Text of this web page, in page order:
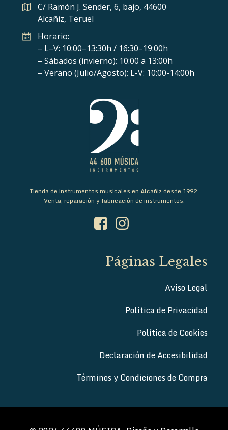
C/ Ramón J. Sender, 6, bajo, 44600
Alcañiz, Teruel
Horario:
– L–V: 10:00–13:30h / 16:30–19:00h
– Sábados (invierno): 10:00 a 13:00h
– Verano (Julio/Agosto): L-V: 10:00-14:00h
Tienda de instrumentos musicales en Alcañiz desde 1992.
Venta, reparación y fabricación de instrumentos.
Páginas Legales
Aviso Legal
Política de Privacidad
Política de Cookies
Declaración de Accesibilidad
Términos y Condiciones de Compra